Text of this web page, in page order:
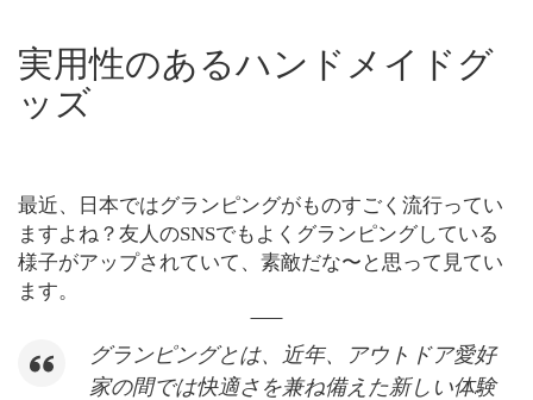
実用性のあるハンドメイドグ
ッズ
最近、日本ではグランピングがものすごく流行ってい
ますよね？友人のSNSでもよくグランピングしている
様子がアップされていて、素敵だな〜と思って見てい
ます。
グランピングとは、近年、アウトドア愛好
家の間では快適さを兼ね備えた新しい体験